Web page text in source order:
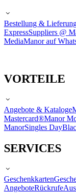
Bestellung &
ExpressSuppliers @
MediaManor auf
VORTEILE
Angebote & Kataloge
Mastercard®Manor
ManorSingles Day
SERVICES
Geschenkkarten
AngeboteRückrufe